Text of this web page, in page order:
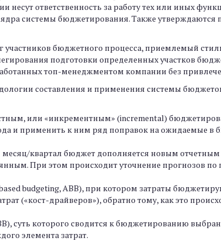
несут ответственность за работу тех или иных
системы бюджетирования. Также
бюджетного процесса, приемлемый
подготовки определенных участков
топ-менеджментом компании без
составления и применения системы
или «инкрементным» (incremental)
и применить к ним ряд поправок на ожидаемые
квартал бюджет дополняется новым
При этом происходит уточнение прогнозов
budgeting, ABB), при котором затраты
(«кост-драйверов»), обратно тому, как это
суть которого сводится к бюджетированию
элемента затрат.